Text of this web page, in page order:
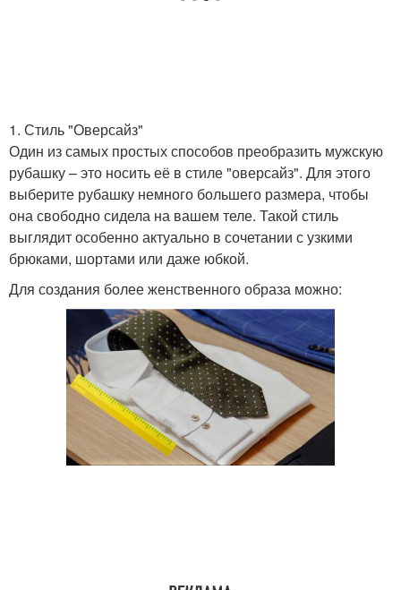
1. Стиль "Оверсайз"
Один из самых простых способов преобразить мужскую
рубашку – это носить её в стиле "оверсайз". Для этого
выберите рубашку немного большего размера, чтобы
она свободно сидела на вашем теле. Такой стиль
выглядит особенно актуально в сочетании с узкими
брюками, шортами или даже юбкой.
Для создания более женственного образа можно: